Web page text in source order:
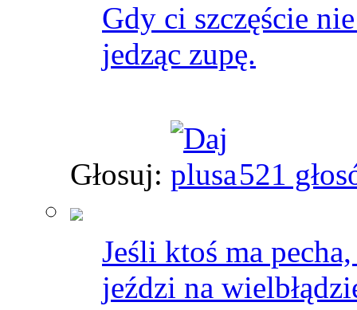
Gdy ci szczęście
jedząc zupę.
Głosuj: 521
Jeśli ktoś ma
jeździ na